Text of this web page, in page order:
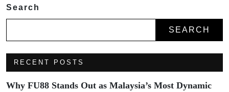
Search
SEARCH
RECENT POSTS
Why FU88 Stands Out as Malaysia’s Most Dynamic